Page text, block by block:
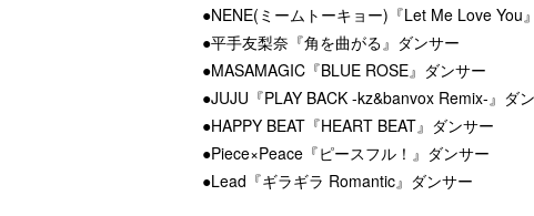
●NENE(ミームトーキョー)『Let Me Love You
●平手友梨奈『角を曲がる』ダンサー
●MASAMAGIC『BLUE ROSE』ダンサー
●JUJU『PLAY BACK -kz&banvox Remix-』ダ
●HAPPY BEAT『HEART BEAT』ダンサー
●Piece×Peace『ピースフル！』ダンサー
●Lead『ギラギラ Romantic』ダンサー